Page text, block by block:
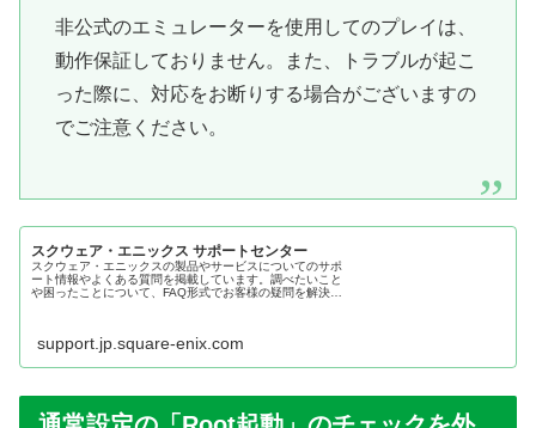
非公式のエミュレーターを使用してのプレイは、
動作保証しておりません。また、トラブルが起こ
った際に、対応をお断りする場合がございますの
でご注意ください。
スクウェア・エニックス サポートセンター
スクウェア・エニックスの製品やサービスについてのサポ
ート情報やよくある質問を掲載しています。調べたいこと
や困ったことについて、FAQ形式でお客様の疑問を解決す
support.jp.square-enix.com